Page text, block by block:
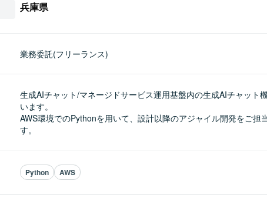
兵庫県
業務委託(フリーランス)
生成AIチャット/マネージドサービス運用基盤内の生成AIチャット
います。
AWS環境でのPythonを用いて、設計以降のアジャイル開発をご担
す。
Python AWS